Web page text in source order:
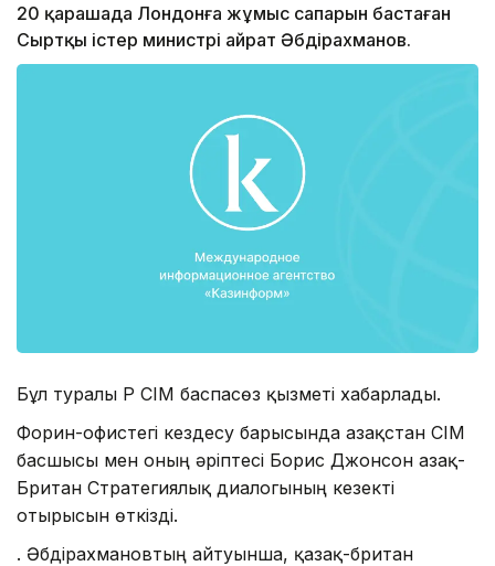
20 қарашада Лондонға жұмыс сапарын бастаған
Сыртқы істер министрі Қайрат Әбдірахманов.
Бұл туралы ҚР СІМ баспасөз қызметі хабарлады.
Форин-офистегі кездесу барысында Қазақстан СІМ
басшысы мен оның әріптесі Борис Джонсон Қазақ-
Британ Стратегиялық диалогының кезекті
отырысын өткізді.
Қ. Әбдірахмановтың айтуынша, қазақ-британ